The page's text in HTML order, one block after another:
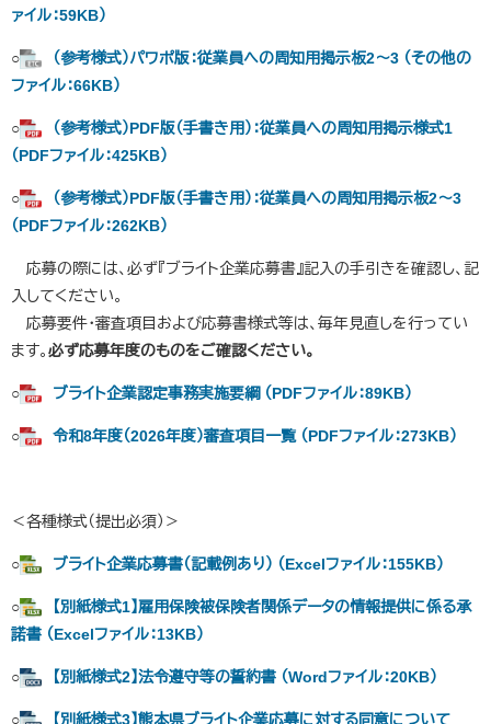
ァイル：59KB）
○
（参考様式）パワポ版：従業員への周知用掲示板2～3 （その他の
ファイル：66KB）
○
（参考様式）PDF版（手書き用）：従業員への周知用掲示様式1
（PDFファイル：425KB）
○
（参考様式）PDF版（手書き用）：従業員への周知用掲示板2～3
（PDFファイル：262KB）
応募の際には、必ず『ブライト企業応募書』記入の手引きを確認し、記
入してください。
応募要件・審査項目および応募書様式等は、毎年見直しを行ってい
ます。必ず応募年度のものをご確認ください。
○ ブライト企業認定事務実施要綱 （PDFファイル：89KB）
○ 令和8年度（2026年度）審査項目一覧 （PDFファイル：273KB）
＜各種様式（提出必須）＞
○ ブライト企業応募書（記載例あり） （Excelファイル：155KB）
○
【別紙様式1】雇用保険被保険者関係データの情報提供に係る承
諾書 （Excelファイル：13KB）
○ 【別紙様式2】法令遵守等の誓約書 （Wordファイル：20KB）
○ 【別紙様式3】熊本県ブライト企業応募に対する同意について